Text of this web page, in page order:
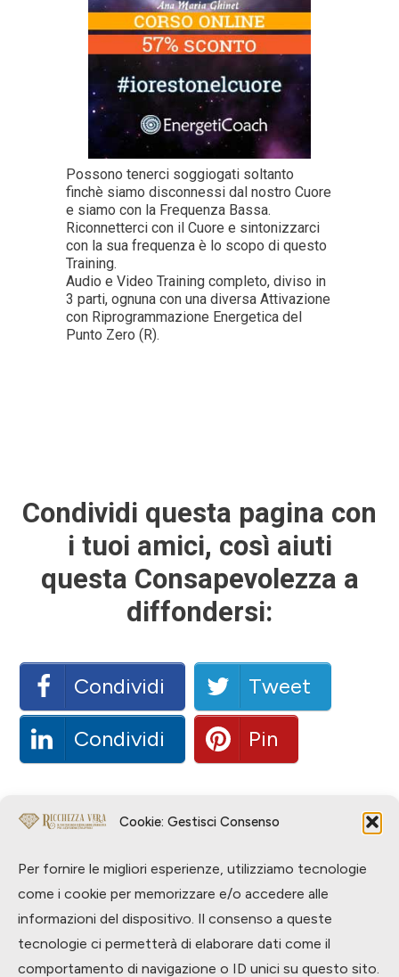
Cookie: Gestisci Consenso
Per fornire le migliori esperienze, utilizziamo tecnologie
come i cookie per memorizzare e/o accedere alle
informazioni del dispositivo. Il consenso a queste
tecnologie ci permetterà di elaborare dati come il
comportamento di navigazione o ID unici su questo sito.
Possono tenerci soggiogati soltanto
finchè siamo disconnessi dal nostro Cuore
e siamo con la Frequenza Bassa.
Riconnetterci con il Cuore e sintonizzarci
con la sua frequenza è lo scopo di questo
Training.
Audio e Video Training completo, diviso in
3 parti, ognuna con una diversa Attivazione
con Riprogrammazione Energetica del
Punto Zero (R).
Condividi questa pagina con
i tuoi amici, così aiuti
questa Consapevolezza a
diffondersi:
Condividi Tweet
Condividi Pin
Per informazioni o assistenza chiama
o scrivi a info@ricchezzavera.com dal lunedì al
venerdì: 10.00 - 18.00
Cosa ne pensi? Scrivilo nelBlog.